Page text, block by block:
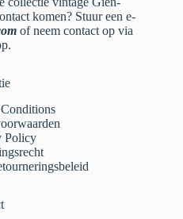
komen? Stuur een e-
of neem contact op via
Policy